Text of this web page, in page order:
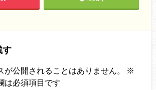
す
が公開されることはありません。
※
は必須項目です